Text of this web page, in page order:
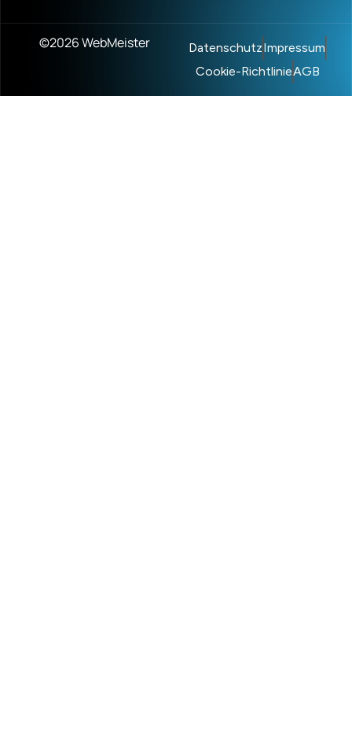
©2026 WebMeister DatenschutzImpressum
Cookie-RichtlinieAGB